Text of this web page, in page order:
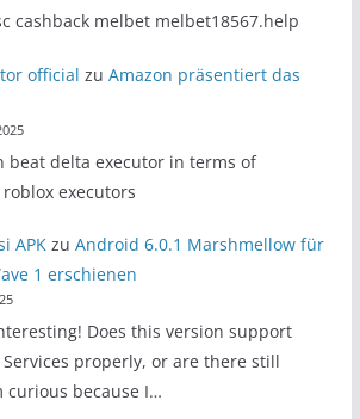
cashback melbet melbet18567.help
official zuAmazon präsentiert das
beat delta executor in terms of
executors
APK zuAndroid 6.0.1 Marshmellow für
1 erschienen
Does this version support
Services properly, or are there still
curious because I…